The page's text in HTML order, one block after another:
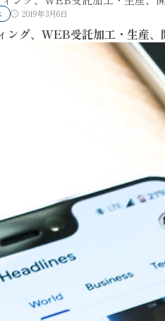
2019年3月6日
ング、WEB受託加工・生産